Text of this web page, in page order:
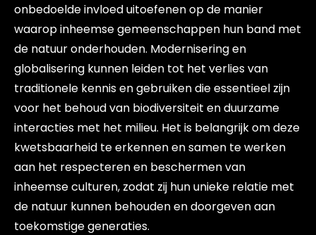
onbedoelde invloed uitoefenen op de manier
waarop inheemse gemeenschappen hun band met
de natuur onderhouden. Modernisering en
globalisering kunnen leiden tot het verlies van
traditionele kennis en gebruiken die essentieel zijn
voor het behoud van biodiversiteit en duurzame
interacties met het milieu. Het is belangrijk om deze
kwetsbaarheid te erkennen en samen te werken
aan het respecteren en beschermen van
inheemse culturen, zodat zij hun unieke relatie met
de natuur kunnen behouden en doorgeven aan
toekomstige generaties.